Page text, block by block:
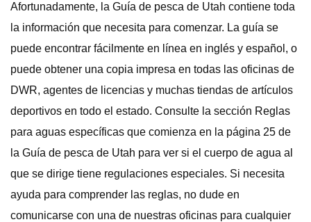
Afortunadamente, la Guía de pesca de Utah contiene toda
la información que necesita para comenzar. La guía se
puede encontrar fácilmente en línea en inglés y español, o
puede obtener una copia impresa en todas las oficinas de
DWR, agentes de licencias y muchas tiendas de artículos
deportivos en todo el estado. Consulte la sección Reglas
para aguas específicas que comienza en la página 25 de
la Guía de pesca de Utah para ver si el cuerpo de agua al
que se dirige tiene regulaciones especiales. Si necesita
ayuda para comprender las reglas, no dude en
comunicarse con una de nuestras oficinas para cualquier